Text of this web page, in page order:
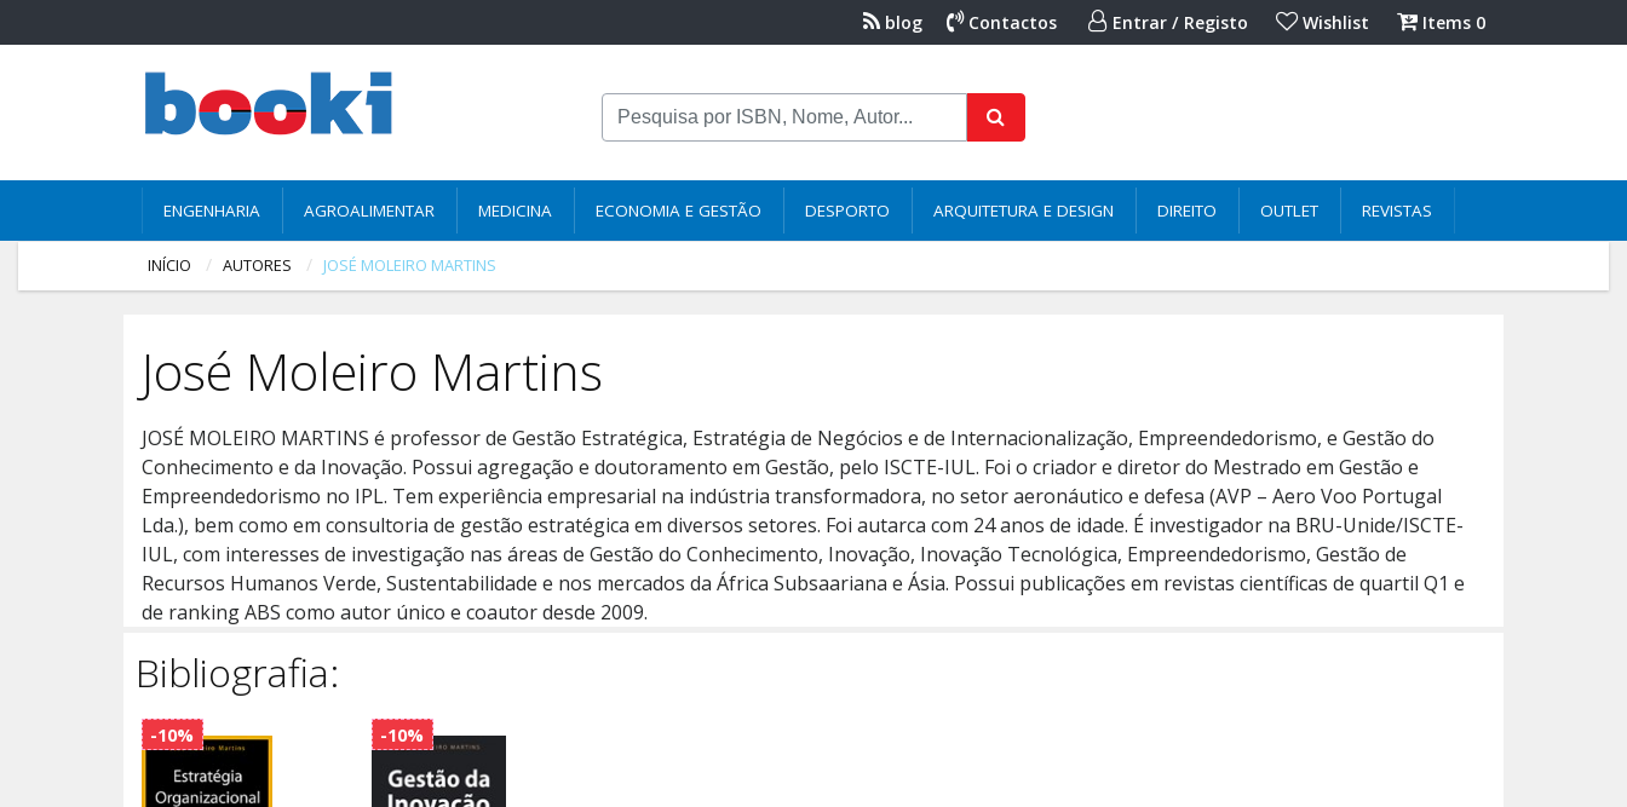
blog Contactos Entrar / Registo Wishlist Items 0
ENGENHARIA AGROALIMENTAR MEDICINA ECONOMIA E GESTÃO DESPORTO ARQUITETURA E DESIGN DIREITO OUTLET REVISTAS
INÍCIO AUTORES JOSÉ MOLEIRO MARTINS
José Moleiro Martins
JOSÉ MOLEIRO MARTINS é professor de Gestão Estratégica, Estratégia de Negócios e de Internacionalização, Empreendedorismo, e Gestão do
Conhecimento e da Inovação. Possui agregação e doutoramento em Gestão, pelo ISCTE-IUL. Foi o criador e diretor do Mestrado em Gestão e
Empreendedorismo no IPL. Tem experiência empresarial na indústria transformadora, no setor aeronáutico e defesa (AVP – Aero Voo Portugal
Lda.), bem como em consultoria de gestão estratégica em diversos setores. Foi autarca com 24 anos de idade. É investigador na BRU-Unide/ISCTE-
IUL, com interesses de investigação nas áreas de Gestão do Conhecimento, Inovação, Inovação Tecnológica, Empreendedorismo, Gestão de
Recursos Humanos Verde, Sustentabilidade e nos mercados da África Subsaariana e Ásia. Possui publicações em revistas científicas de quartil Q1 e
de ranking ABS como autor único e coautor desde 2009.
Bibliografia:
-10% -10%